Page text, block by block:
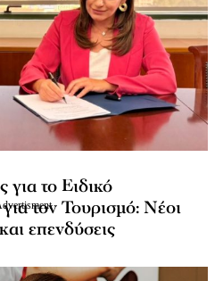
το Ειδικό
τον Τουρισμό: Νέοι
επενδύσεις